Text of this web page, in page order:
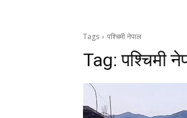
Tags पश्चिमी नेपाल
Tag:पश्चिमी